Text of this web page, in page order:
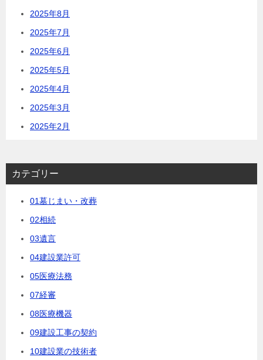
2025年8月
2025年7月
2025年6月
2025年5月
2025年4月
2025年3月
2025年2月
カテゴリー
01墓じまい・改葬
02相続
03遺言
04建設業許可
05医療法務
07経審
08医療機器
09建設工事の契約
10建設業の技術者